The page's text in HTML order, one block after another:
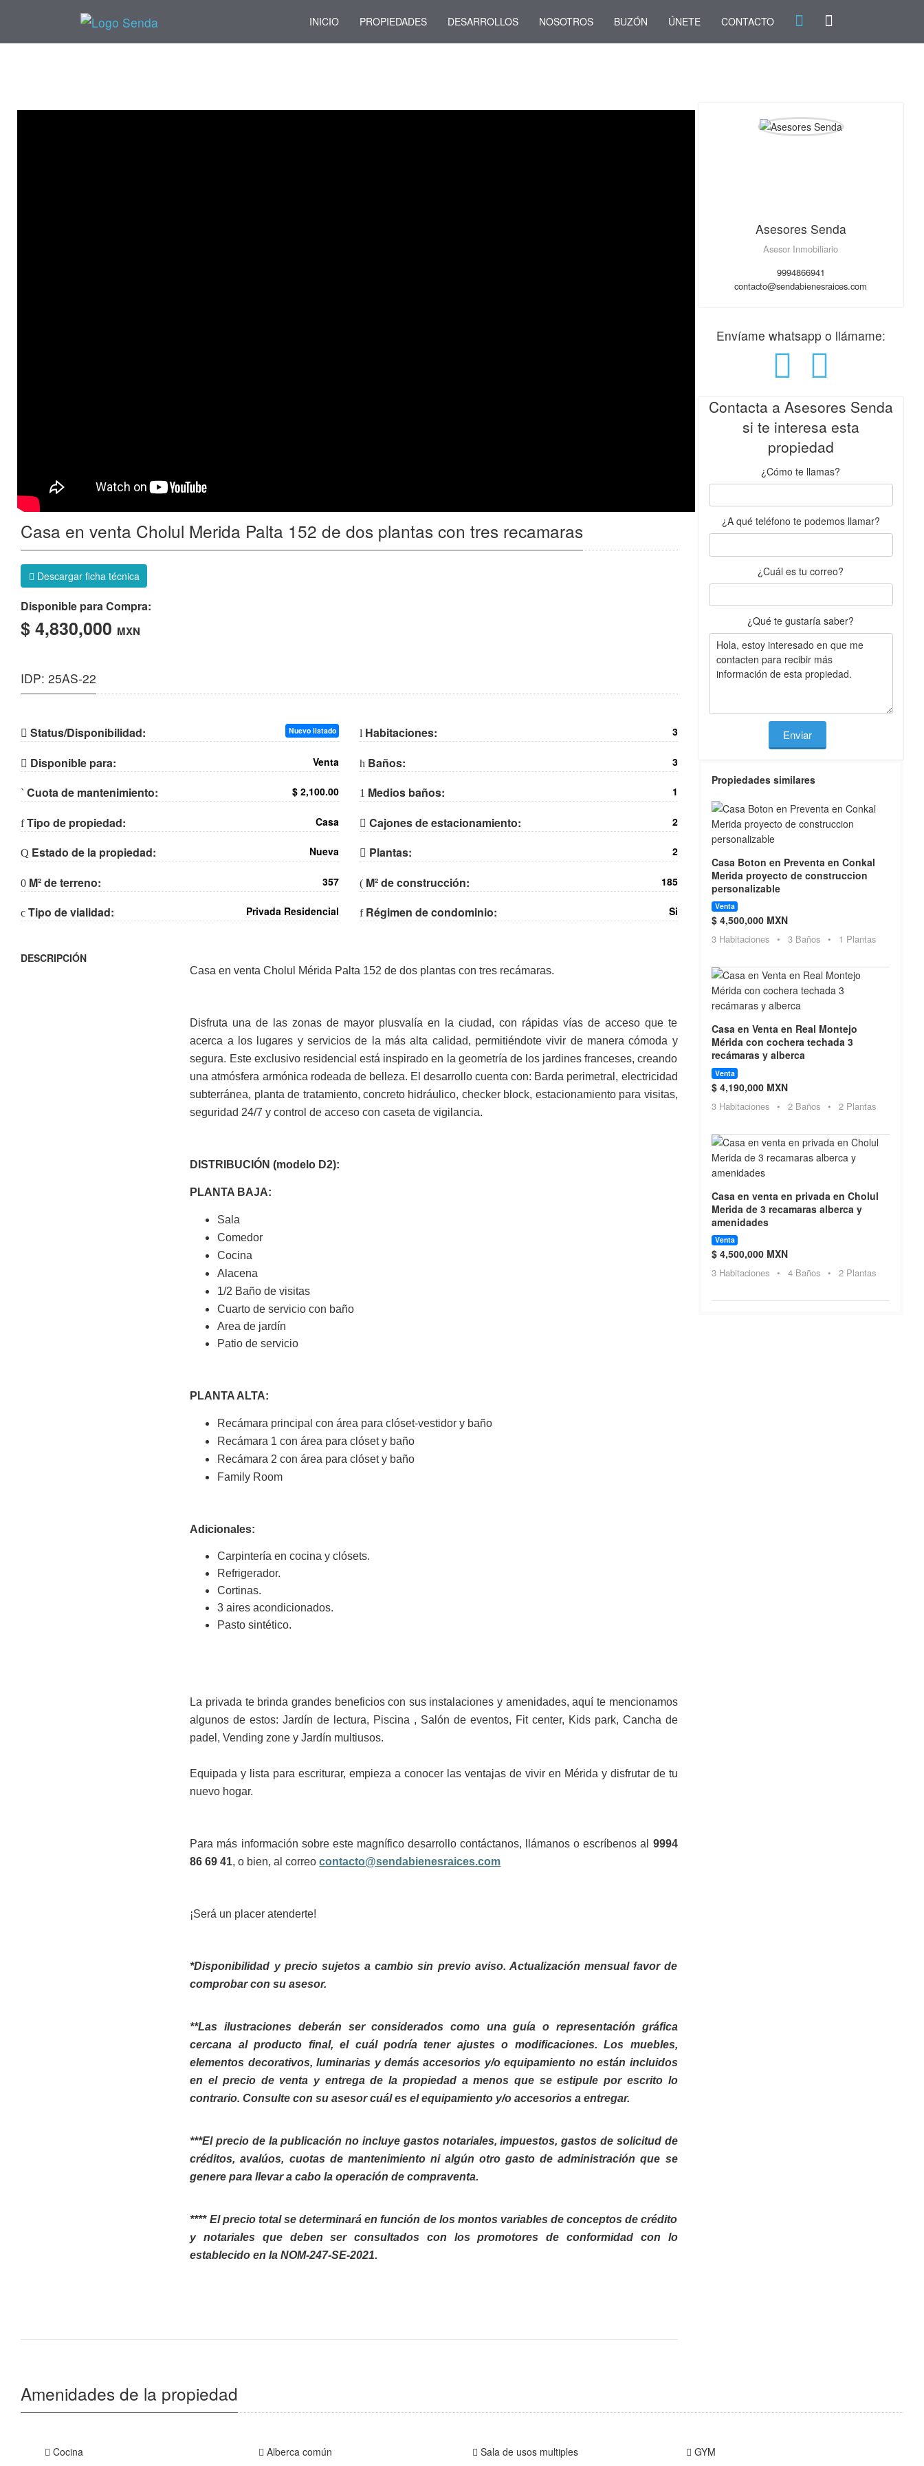
INICIO PROPIEDADES DESARROLLOS NOSOTROS BUZÓN ÚNETE CONTACTO
Casa en venta Cholul Merida Palta 152 de dos plantas con tres recamaras
Descargar ficha técnica
Disponible para Compra:
$ 4,830,000 MXN
IDP: 25AS-22
Status/Disponibilidad: Nuevo listado
Disponible para: Venta
Cuota de mantenimiento: $ 2,100.00
Tipo de propiedad: Casa
Estado de la propiedad: Nueva
M² de terreno: 357
Tipo de vialidad: Privada Residencial
Habitaciones: 3
Baños: 3
Medios baños: 1
Cajones de estacionamiento: 2
Plantas: 2
M² de construcción: 185
Régimen de condominio: Si
DESCRIPCIÓN
Casa en venta Cholul Mérida Palta 152 de dos plantas con tres recámaras.
Disfruta una de las zonas de mayor plusvalía en la ciudad, con rápidas vías de acceso que te
acerca a los lugares y servicios de la más alta calidad, permitiéndote vivir de manera cómoda y
segura. Este exclusivo residencial está inspirado en la geometría de los jardines franceses, creando
una atmósfera armónica rodeada de belleza. El desarrollo cuenta con: Barda perimetral, electricidad
subterránea, planta de tratamiento, concreto hidráulico, checker block, estacionamiento para visitas,
seguridad 24/7 y control de acceso con caseta de vigilancia.
DISTRIBUCIÓN (modelo D2):
PLANTA BAJA:
Sala
Comedor
Cocina
Alacena
1/2 Baño de visitas
Cuarto de servicio con baño
Area de jardín
Patio de servicio
PLANTA ALTA:
Recámara principal con área para clóset-vestidor y baño
Recámara 1 con área para clóset y baño
Recámara 2 con área para clóset y baño
Family Room
Adicionales:
Carpintería en cocina y clósets.
Refrigerador.
Cortinas.
3 aires acondicionados.
Pasto sintético.
La privada te brinda grandes beneficios con sus instalaciones y amenidades, aquí te mencionamos
algunos de estos:Jardín de lectura, Piscina , Salón de eventos, Fit center, Kids park, Cancha de
padel, Vending zone y Jardín multiusos.
Equipada y lista para escriturar, empieza a conocer las ventajas de vivir en Mérida y disfrutar de tu
nuevo hogar.
Para más información sobre este magnífico desarrollo contáctanos, llámanos o escríbenos al 9994
86 69 41, o bien, al correocontacto@sendabienesraices.com
¡Será un placer atenderte!
*Disponibilidad y precio sujetos a cambio sin previo aviso. Actualización mensual favor de
comprobar con su asesor.
**Las ilustraciones deberán ser considerados como una guía o representación gráfica
cercana al producto final, el cuál podría tener ajustes o modificaciones. Los muebles,
elementos decorativos, luminarias y demás accesorios y/o equipamiento no están incluidos
en el precio de venta y entrega de la propiedad a menos que se estipule por escrito lo
contrario. Consulte con su asesor cuál es el equipamiento y/o accesorios a entregar.
***El precio de la publicación no incluye gastos notariales, impuestos, gastos de solicitud de
créditos, avalúos, cuotas de mantenimiento ni algún otro gasto de administración que se
genere para llevar a cabo la operación de compraventa.
**** El precio total se determinará en función de los montos variables de conceptos de crédito
y notariales que deben ser consultados con los promotores de conformidad con lo
establecido en la NOM-247-SE-2021.
Asesores Senda
Asesor Inmobiliario
9994866941
contacto@sendabienesraices.com
Envíame whatsapp o llámame:
Contacta a Asesores Senda
si te interesa esta
propiedad
¿Cómo te llamas?
¿A qué teléfono te podemos llamar?
¿Cuál es tu correo?
¿Qué te gustaría saber?
Enviar
Propiedades similares
Casa Boton en Preventa en Conkal
Merida proyecto de construccion
personalizable
Venta
$ 4,500,000 MXN
3 Habitaciones • 3 Baños • 1 Plantas
Casa en Venta en Real Montejo
Mérida con cochera techada 3
recámaras y alberca
Venta
$ 4,190,000 MXN
3 Habitaciones • 2 Baños • 2 Plantas
Casa en venta en privada en Cholul
Merida de 3 recamaras alberca y
amenidades
Venta
$ 4,500,000 MXN
3 Habitaciones • 4 Baños • 2 Plantas
Amenidades de la propiedad
Cocina Alberca común Sala de usos multiples GYM